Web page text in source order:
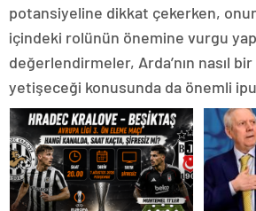
potansiyeline dikkat çekerken,
içindeki rolünün önemine vurgu
değerlendirmeler, Arda’nın nasıl
yetişeceği konusunda da önemli